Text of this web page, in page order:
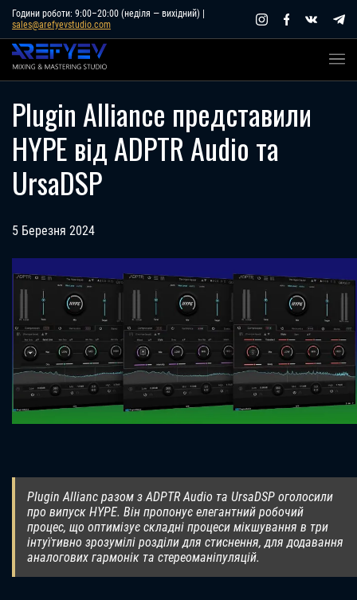
Skip
content
Години роботи: 9:00–20:00 (неділя — вихідний) |
sales@arefyevstudio.com
Plugin Alliance представили
HYPE від ADPTR Audio та
UrsaDSP
5 Березня 2024
Plugin Allianc разом з ADPTR Audio та UrsaDSP оголосили
про випуск HYPE. Він пропонує елегантний робочий
процес, що оптимізує складні процеси мікшування в три
інтуїтивно зрозумілі розділи для стиснення, для додавання
аналогових гармонік та стереоманіпуляцій.